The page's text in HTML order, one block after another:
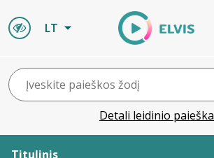
LT
Detali leidinio paieška
Titulinis